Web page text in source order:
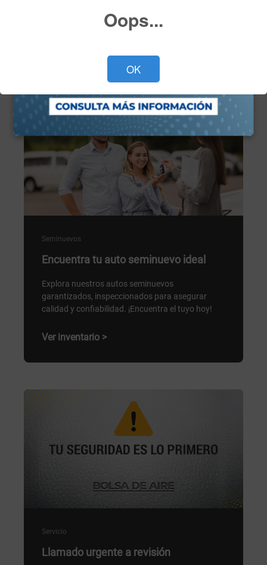
expertos. Fácil, rápido y a tu conveniencia.
Seminuevos
Encuentra tu auto seminuevo ideal
Explora nuestros autos seminuevos
garantizados, inspeccionados para asegurar
calidad y confiabilidad. ¡Encuentra el tuyo hoy!
Ver inventario >
Servicio
Llamado urgente a revisión
Oops...
OK